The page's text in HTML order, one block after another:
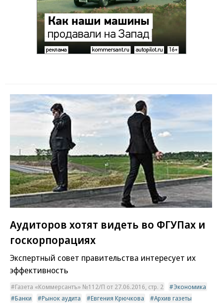
Аудиторов хотят видеть во ФГУПах и
госкорпорациях
Экспертный совет правительства интересует их
эффективность
Газета «Коммерсантъ» №112/П от 27.06.2016, стр. 2
Экономика
Банки
Рынок аудита Евгения Крючкова
Архив газеты